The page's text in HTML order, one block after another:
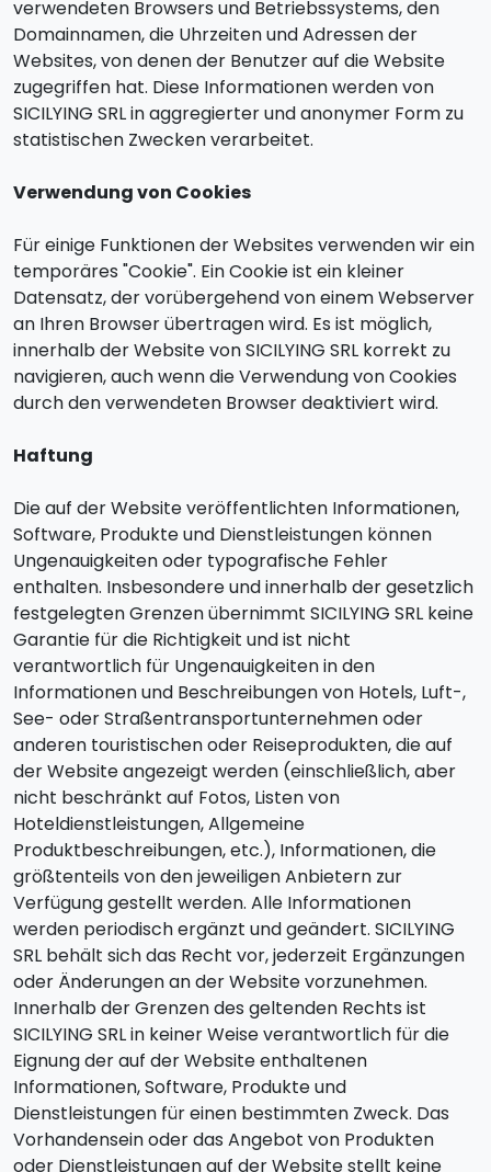
verwendeten Browsers und Betriebssystems, den
Domainnamen, die Uhrzeiten und Adressen der
Websites, von denen der Benutzer auf die Website
zugegriffen hat. Diese Informationen werden von
SICILYING SRL in aggregierter und anonymer Form zu
statistischen Zwecken verarbeitet.
Verwendung von Cookies
Für einige Funktionen der Websites verwenden wir ein
temporäres "Cookie". Ein Cookie ist ein kleiner
Datensatz, der vorübergehend von einem Webserver
an Ihren Browser übertragen wird. Es ist möglich,
innerhalb der Website von SICILYING SRL korrekt zu
navigieren, auch wenn die Verwendung von Cookies
durch den verwendeten Browser deaktiviert wird.
Haftung
Die auf der Website veröffentlichten Informationen,
Software, Produkte und Dienstleistungen können
Ungenauigkeiten oder typografische Fehler
enthalten. Insbesondere und innerhalb der gesetzlich
festgelegten Grenzen übernimmt SICILYING SRL keine
Garantie für die Richtigkeit und ist nicht
verantwortlich für Ungenauigkeiten in den
Informationen und Beschreibungen von Hotels, Luft-,
See- oder Straßentransportunternehmen oder
anderen touristischen oder Reiseprodukten, die auf
der Website angezeigt werden (einschließlich, aber
nicht beschränkt auf Fotos, Listen von
Hoteldienstleistungen, Allgemeine
Produktbeschreibungen, etc.), Informationen, die
größtenteils von den jeweiligen Anbietern zur
Verfügung gestellt werden. Alle Informationen
werden periodisch ergänzt und geändert. SICILYING
SRL behält sich das Recht vor, jederzeit Ergänzungen
oder Änderungen an der Website vorzunehmen.
Innerhalb der Grenzen des geltenden Rechts ist
SICILYING SRL in keiner Weise verantwortlich für die
Eignung der auf der Website enthaltenen
Informationen, Software, Produkte und
Dienstleistungen für einen bestimmten Zweck. Das
Vorhandensein oder das Angebot von Produkten
oder Dienstleistungen auf der Website stellt keine